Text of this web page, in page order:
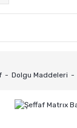
Dolgu Maddeleri